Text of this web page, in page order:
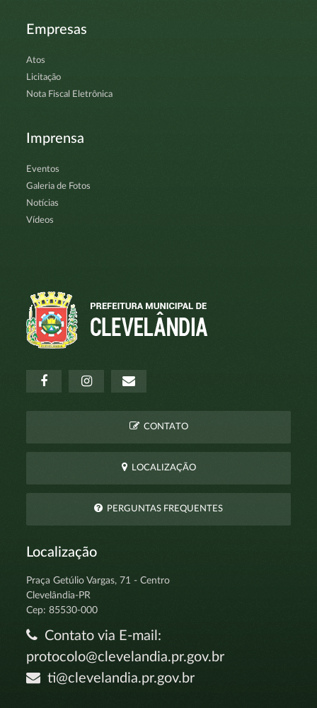
Empresas
Atos
Licitação
Nota Fiscal Eletrônica
Imprensa
Eventos
Galeria de Fotos
Notícias
Vídeos
CONTATO
LOCALIZAÇÃO
PERGUNTAS FREQUENTES
Localização
Praça Getúlio Vargas, 71 - Centro
Clevelândia-PR
Cep: 85530-000
Contato via E-mail:
protocolo@clevelandia.pr.gov.br
ti@clevelandia.pr.gov.br